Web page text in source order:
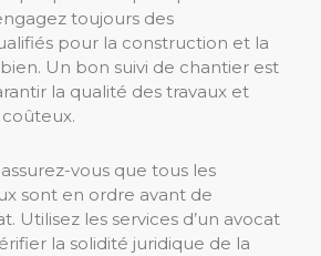
toujours des
pour la construction et la
Un bon suivi de chantier est
la qualité des travaux et
vous que tous les
sont en ordre avant de
Utilisez les services d’un avocat
la solidité juridique de la